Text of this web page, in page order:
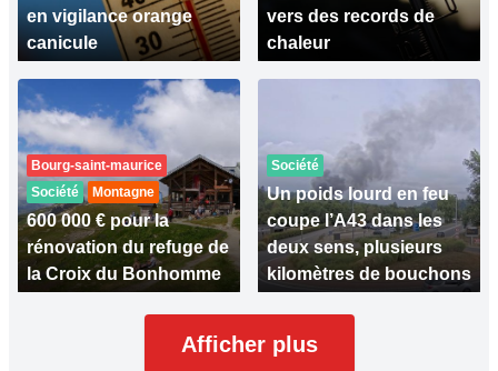
en vigilance orange
canicule
vers des records de
chaleur
Bourg-saint-maurice
Société
Montagne
600 000 € pour la
rénovation du refuge de
la Croix du Bonhomme
Société
Un poids lourd en feu
coupe l’A43 dans les
deux sens, plusieurs
kilomètres de bouchons
Afficher plus